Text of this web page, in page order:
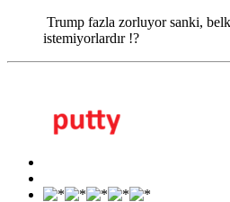
Trump fazla zorluyor sanki,
istemiyorlardır !?